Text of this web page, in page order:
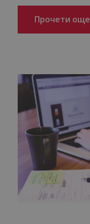
Прочети още